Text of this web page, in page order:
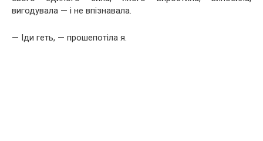
вигодувала — і не впізнавала.
— Іди геть, — прошепотіла я.